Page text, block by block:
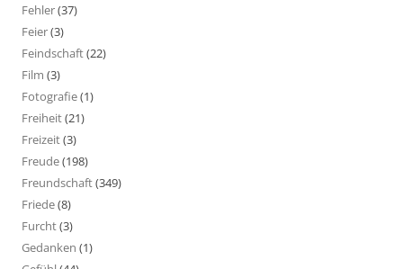
Fehler(37)
Feier(3)
Feindschaft(22)
Film (3)
Fotografie(1)
Freiheit(21)
Freizeit(3)
Freude(198)
Freundschaft(349)
Friede(8)
Furcht(3)
Gedanken (1)